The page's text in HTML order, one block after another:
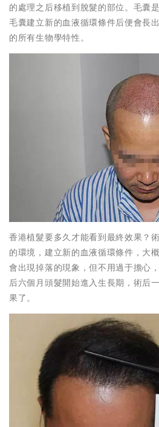
的處理之后移植到脫髮的部位。毛囊
毛囊建立新的血液循環條件后便會長
的所有生物學特性。
香港植髮要多久才能看到最終效果？
的環境，建立新的血液循環條件，大
會出現掉落的現象，但不用過于擔心
后六個月頭髮開始進入生長期，術后
果了。